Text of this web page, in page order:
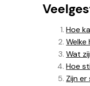
Hoe
Wat
Hoe
Zijn